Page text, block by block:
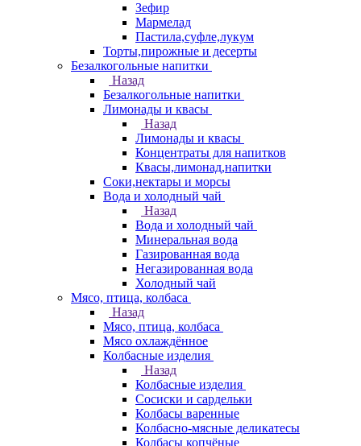
Зефир
Мармелад
Пастила,суфле,лукум
Торты,пирожные и десерты
Безалкогольные напитки
Назад
Безалкогольные напитки
Лимонады и квасы
Назад
Лимонады и квасы
Концентраты для напитков
Квасы,лимонад,напитки
Соки,нектары и морсы
Вода и холодный чай
Назад
Вода и холодный чай
Минеральная вода
Газированная вода
Негазированная вода
Холодный чай
Мясо, птица, колбаса
Назад
Мясо, птица, колбаса
Мясо охлаждённое
Колбасные изделия
Назад
Колбасные изделия
Сосиски и сардельки
Колбасы варенные
Колбасно-мясные деликатесы
Колбасы копчёные